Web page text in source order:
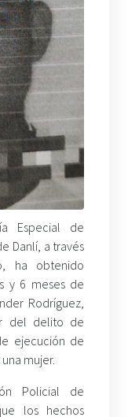
Especial de
Danlí, a través
ha obtenido
y 6 meses de
Rodríguez,
del delito de
ejecución de
mujer.
Policial de
los hechos